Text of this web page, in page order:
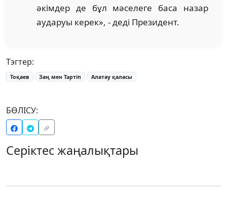
әкімдер де бұл мәселеге баса назар
аударуы керек», - деді Президент.
Тэгтер:
Тоқаев Заң мен Тәртіп Алатау қаласы
БӨЛІСУ:
Серіктес жаңалықтары